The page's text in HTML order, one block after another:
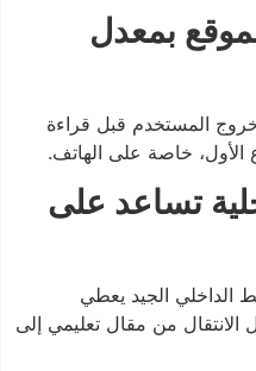
بمعدل
المستخدم قبل قراءة
الأول، خاصة على الهاتف.
تساعد على
الداخلي الجيد يعطي
من مقال تعليمي إلى